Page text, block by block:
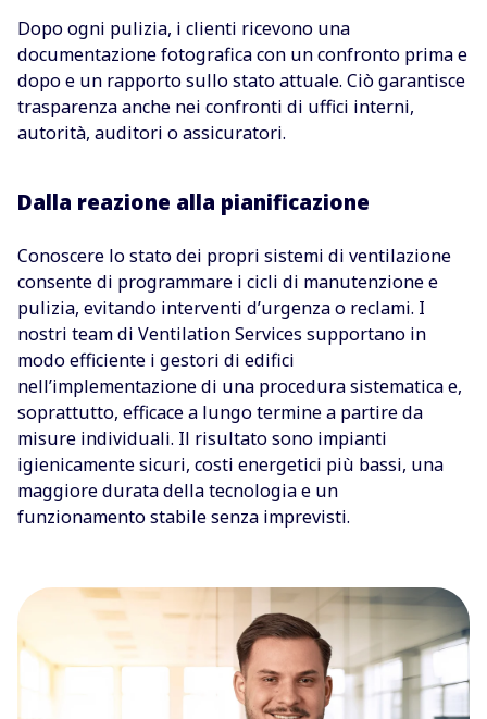
Dopo ogni pulizia, i clienti ricevono una
documentazione fotografica con un confronto prima e
dopo e un rapporto sullo stato attuale. Ciò garantisce
trasparenza anche nei confronti di uffici interni,
autorità, auditori o assicuratori.
Dalla reazione alla pianificazione
Conoscere lo stato dei propri sistemi di ventilazione
consente di programmare i cicli di manutenzione e
pulizia, evitando interventi d’urgenza o reclami. I
nostri team di Ventilation Services supportano in
modo efficiente i gestori di edifici
nell’implementazione di una procedura sistematica e,
soprattutto, efficace a lungo termine a partire da
misure individuali. Il risultato sono impianti
igienicamente sicuri, costi energetici più bassi, una
maggiore durata della tecnologia e un
funzionamento stabile senza imprevisti.